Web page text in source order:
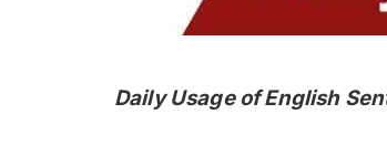
Daily Usage of English